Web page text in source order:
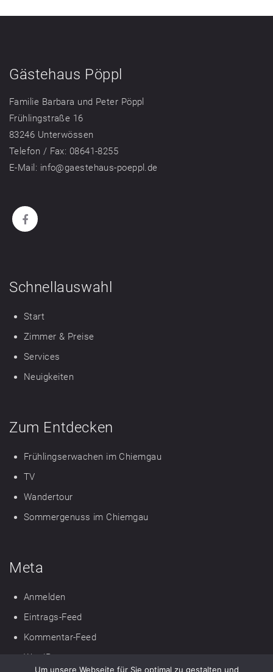
Gästehaus Pöppl
Familie Barbara und Peter Pöppl
Frühlingstraße 16
83246 Unterwössen
Telefon / Fax: 08641-8255
E-Mail: info@gaestehaus-poeppl.de
Schnellauswahl
Start
Zimmer & Preise
Services
Neuigkeiten
Zum Entdecken
Frühlingserwachen im Chiemgau
TV
Wandertour
Sommergenuss im Chiemgau
Meta
Anmelden
Eintrags-Feed
Kommentar-Feed
WordPress.org
Um unsere Webseite für Sie optimal zu gestalten und